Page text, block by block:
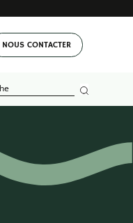
NOUS CONTACTER